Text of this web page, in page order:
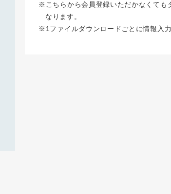
※こちらから会員登録いただかなくても
なります。
※1ファイルダウンロードごとに情報入力